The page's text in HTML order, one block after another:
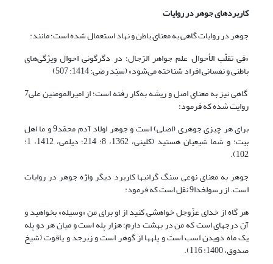
کاربردهای جوهر در روایات
جوهر در روایات گاهی به معنای باطن و نهاد استعمال شده است؛ مانند:
«فِی تقلّب الأحوال علم جواهر الرّجال؛ در دگرگونی احوال ویژگی‌های
باطنی و نفسانی افراد شناخته می‌شود» (سیّد رضی: 1414: 507)
گاهی نیز به معنای اصل و ریشه به‌کار رفته است؛ از امیرالمومنین علی7
روایت شده که فرمود:
براى هر چیزى جوهرى (اصلی) است و جوهر اولاد آدم محمّد9 و ما اهل
بیت: و شما شیعیان هستید (کلینی، 1362، ‏8: 214؛ دیلمی، 1412، ‏1:
102).
جوهر به معنای نوعی سنگ گران‏بها کاربرد دیگر واژه جوهر در روایات
است. از رسول‏خدا9 نقل است که فرمود:
هر گاه از خداى عزّوجل خواهشى کنید از او برای من «وسیله» بخواهید و
آن درجه‏ای است که من در بهشت دارم؛ هزار پله است و میان هر دو پله
یک ماه دویدن اسب است و پله‏ها از گوهر است و زبرجد و یاقوت (شیخ
صدوق، 1400: 116).